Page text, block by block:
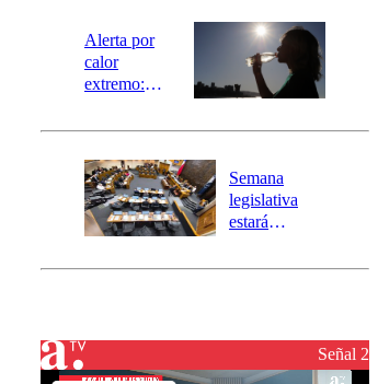
epicentro
Alerta por
calor
extremo:
activa Alerta
Preventiva en
tres comunas
Semana
legislativa
estará
el fin de la
reconstrucciónSeñal 2